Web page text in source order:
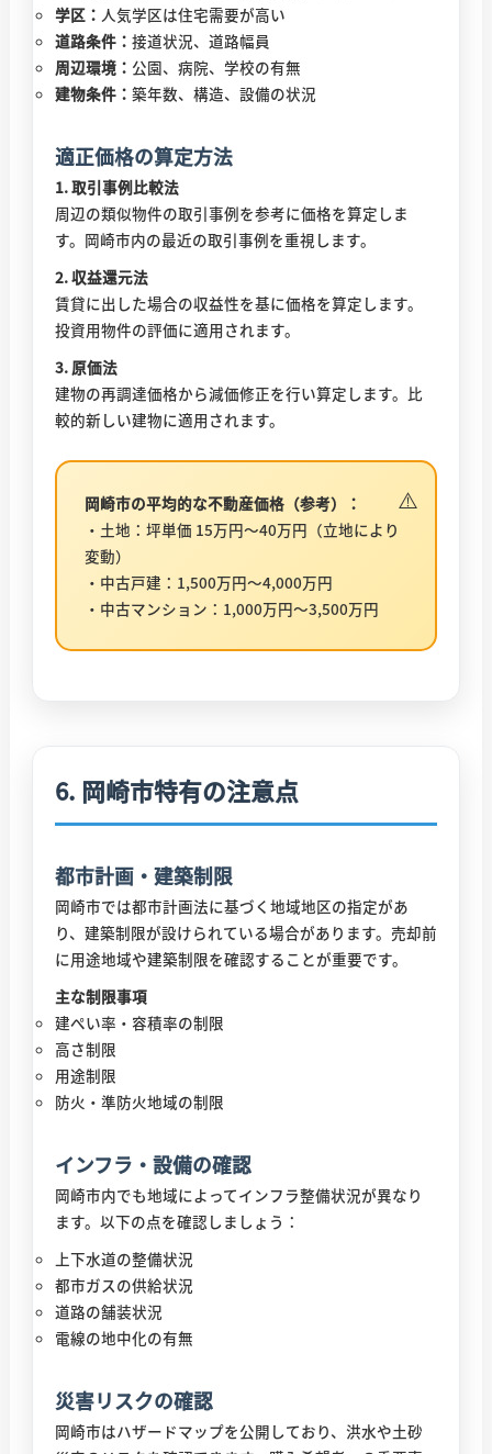
学区： 人気学区は住宅需要が高い
道路条件： 接道状況、道路幅員
周辺環境： 公園、病院、学校の有無
建物条件： 築年数、構造、設備の状況
適正価格の算定方法
1. 取引事例比較法
周辺の類似物件の取引事例を参考に価格を算定しま
す。岡崎市内の最近の取引事例を重視します。
2. 収益還元法
賃貸に出した場合の収益性を基に価格を算定します。
投資用物件の評価に適用されます。
3. 原価法
建物の再調達価格から減価修正を行い算定します。比
較的新しい建物に適用されます。
岡崎市の平均的な不動産価格（参考）：
・土地：坪単価 15万円〜40万円（立地により
変動）
・中古戸建：1,500万円〜4,000万円
・中古マンション：1,000万円〜3,500万円
6. 岡崎市特有の注意点
都市計画・建築制限
岡崎市では都市計画法に基づく地域地区の指定があ
り、建築制限が設けられている場合があります。売却前
に用途地域や建築制限を確認することが重要です。
主な制限事項
建ぺい率・容積率の制限
高さ制限
用途制限
防火・準防火地域の制限
インフラ・設備の確認
岡崎市内でも地域によってインフラ整備状況が異なり
ます。以下の点を確認しましょう：
上下水道の整備状況
都市ガスの供給状況
道路の舗装状況
電線の地中化の有無
災害リスクの確認
岡崎市はハザードマップを公開しており、洪水や土砂